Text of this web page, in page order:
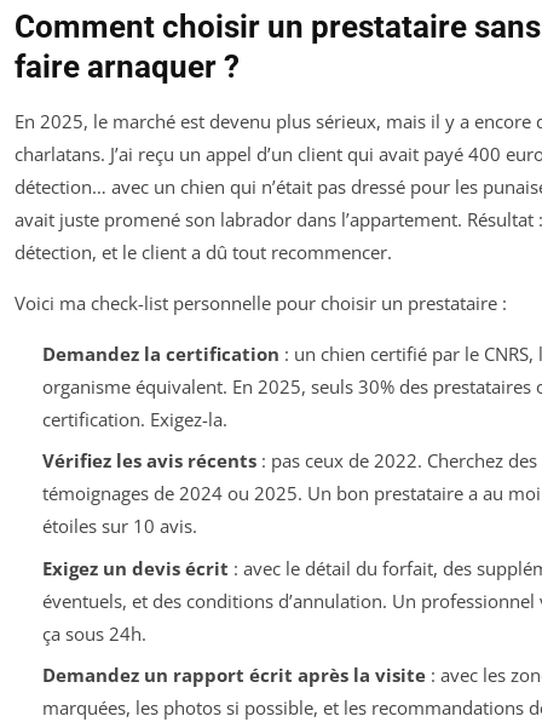
Comment choisir un prestataire
faire arnaquer ?
En 2025, le marché est devenu plus sérieux, mais il y a encore
charlatans. J’ai reçu un appel d’un client qui avait payé 400
détection… avec un chien qui n’était pas dressé pour les
avait juste promené son labrador dans l’appartement. Résultat
détection, et le client a dû tout recommencer.
Voici ma check-list personnelle pour choisir un prestataire :
Demandez la certification : un chien certifié par le CNRS,
organisme équivalent. En 2025, seuls 30% des prestataires
certification. Exigez-la.
Vérifiez les avis récents: pas ceux de 2022. Cherchez des
témoignages de 2024 ou 2025. Un bon prestataire a au
étoiles sur 10 avis.
Exigez un devis écrit : avec le détail du forfait, des
éventuels, et des conditions d’annulation. Un professionnel
ça sous 24h.
Demandez un rapport écrit après la visite: avec les
marquées, les photos si possible, et les recommandations